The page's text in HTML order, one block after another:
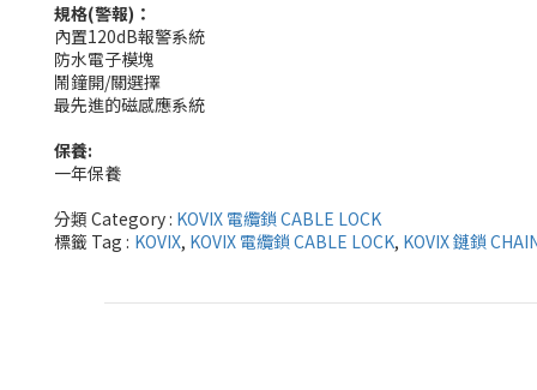
規格(警報)：
內置120dB報警系統
防水電子模塊
鬧鐘開/關選擇
最先進的磁感應系統
保養:
一年保養
分類 Category : KOVIX 電纜鎖 CABLE LOCK
標籤 Tag : KOVIX, KOVIX 電纜鎖 CABLE LOCK, KOVIX 鏈鎖